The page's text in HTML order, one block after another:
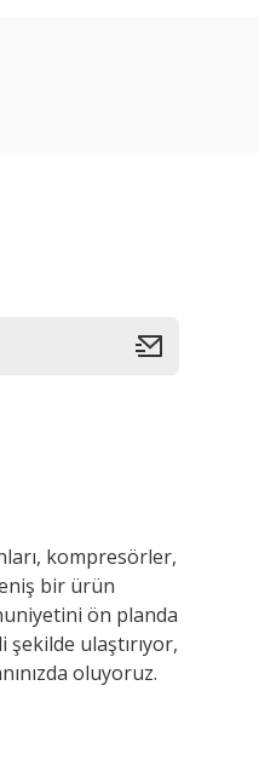
kompresörler,
bir ürün
ön planda
ulaştırıyor,
oluyoruz.